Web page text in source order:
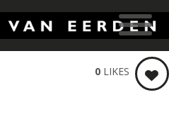
0 LIKES